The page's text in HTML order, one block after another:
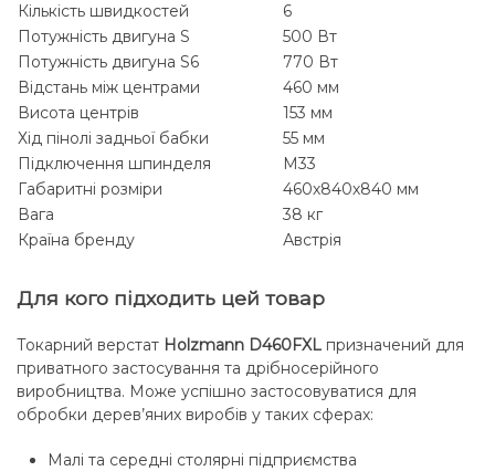
Кількість швидкостей
6
Потужність двигуна S
500 Вт
Потужність двигуна S6
770 Вт
Відстань між центрами
460 мм
Висота центрів
153 мм
Хід пінолі задньої бабки
55 мм
Підключення шпинделя
М33
Габаритні розміри
460х840х840 мм
Вага
38 кг
Країна бренду
Австрія
Для кого підходить цей товар
Токарний верстат Holzmann D460FXL призначений для
приватного застосування та дрібносерійного
виробництва. Може успішно застосовуватися для
обробки дерев’яних виробів у таких сферах:
Малі та середні столярні підприємства